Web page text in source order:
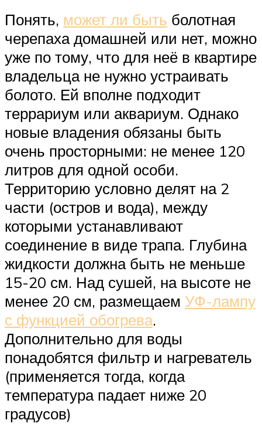
Понять, может ли быть болотная
черепаха домашней или нет, можно
уже по тому, что для неё в квартире
владельца не нужно устраивать
болото. Ей вполне подходит
террариум или аквариум. Однако
новые владения обязаны быть
очень просторными: не менее 120
литров для одной особи.
Территорию условно делят на 2
части (остров и вода), между
которыми устанавливают
соединение в виде трапа. Глубина
жидкости должна быть не меньше
15-20 см. Над сушей, на высоте не
менее 20 см, размещаем УФ-лампу
с функцией обогрева.
Дополнительно для воды
понадобятся фильтр и нагреватель
(применяется тогда, когда
температура падает ниже 20
градусов)